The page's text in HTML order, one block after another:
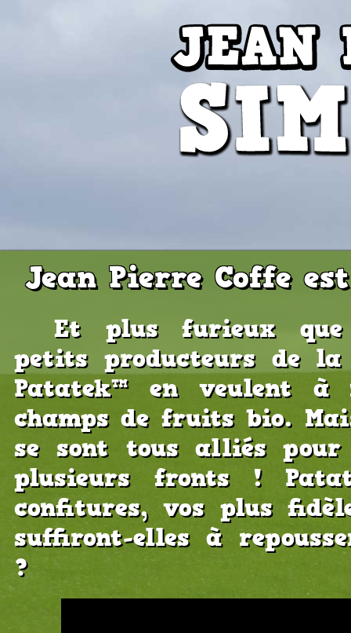
Jean Pierre Coffe
Et plus furieux
petits producteurs de
Patatek™ en veulent à
champs de fruits bio.
se sont tous alliés
plusieurs fronts !
confitures, vos plus
suffiront-elles à
?